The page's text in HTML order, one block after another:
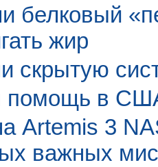
белковый
жир
скрытую
помощь в
Artemis 3
важных